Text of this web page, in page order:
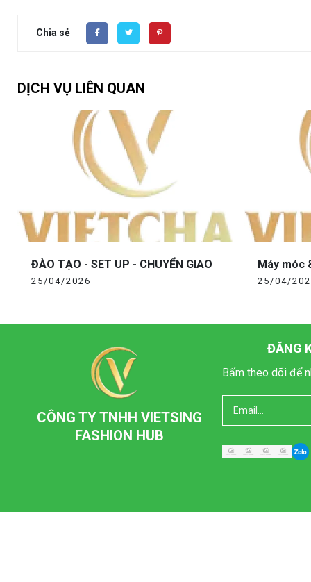
Chia sẻ
DỊCH VỤ LIÊN QUAN
ĐÀO TẠO - SET UP - CHUYỂN GIAO
25/04/2026
Máy móc
25/04/
CÔNG TY TNHH VIETSING
FASHION HUB
ĐĂNG
Bấm theo dõi để